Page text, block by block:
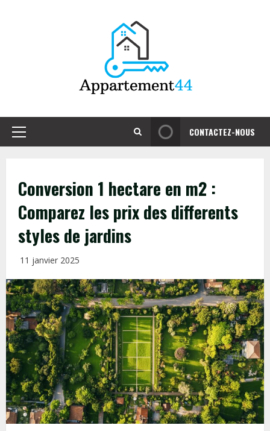
Primary
CONTACTEZ-NOUS
Conversion 1 hectare en m2 :
Comparez les prix des differents
styles de jardins
11 janvier 2025